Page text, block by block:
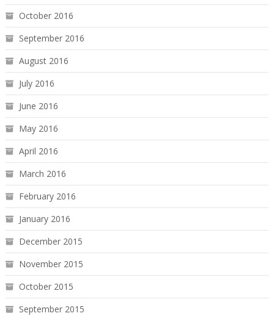
October 2016
September 2016
August 2016
July 2016
June 2016
May 2016
April 2016
March 2016
February 2016
January 2016
December 2015
November 2015
October 2015
September 2015